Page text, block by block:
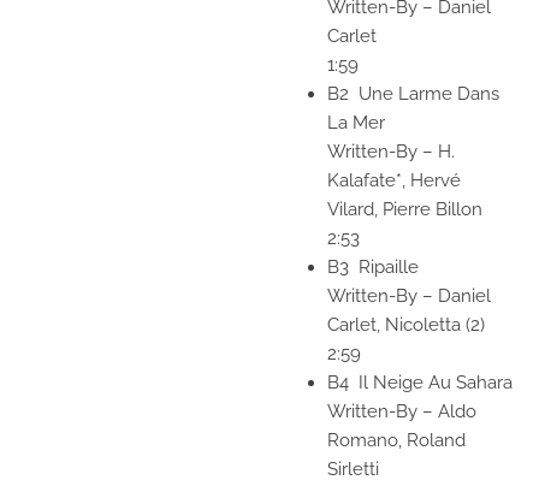
Written-By – Daniel
Carlet
1:59
B2 Une Larme Dans
La Mer
Written-By – H.
Kalafate*, Hervé
Vilard, Pierre Billon
2:53
B3 Ripaille
Written-By – Daniel
Carlet, Nicoletta (2)
2:59
B4 Il Neige Au Sahara
Written-By – Aldo
Romano, Roland
Sirletti